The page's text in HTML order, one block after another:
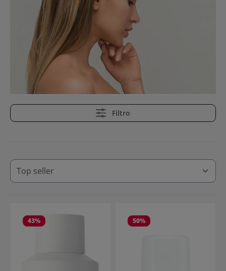
Filtro
43% 50%